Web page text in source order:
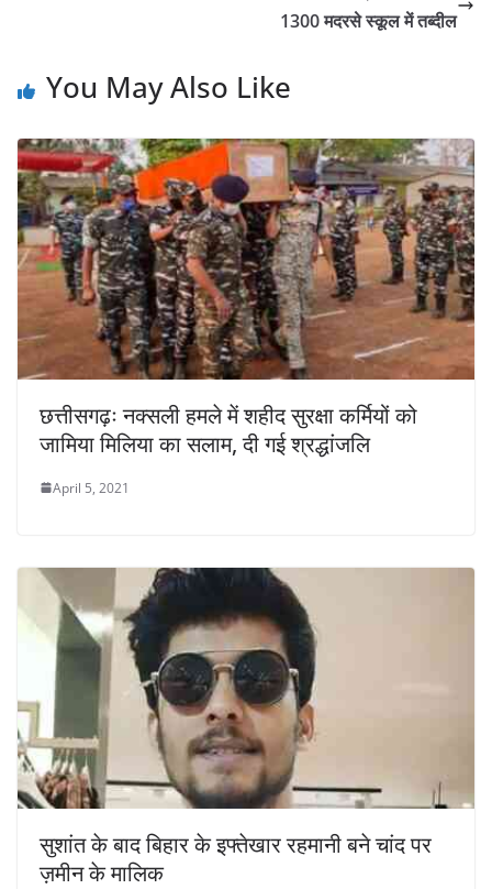
1300 मदरसे स्कूल में तब्दील
You May Also Like
छत्तीसगढ़ः नक्सली हमले में शहीद सुरक्षा कर्मियों को
जामिया मिलिया का सलाम, दी गई श्रद्धांजलि
April 5, 2021
सुशांत के बाद बिहार के इफ्तेखार रहमानी बने चांद पर
ज़मीन के मालिक